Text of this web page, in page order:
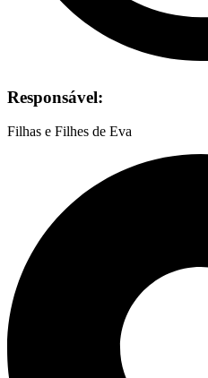
Responsável:
Filhas e Filhes de Eva